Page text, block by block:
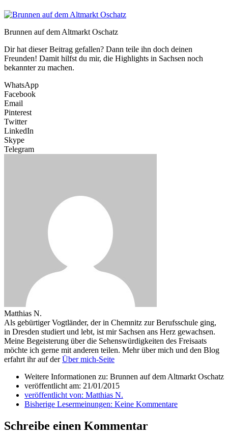
Brunnen auf dem Altmarkt Oschatz
Dir hat dieser Beitrag gefallen? Dann teile ihn doch deinen
Freunden! Damit hilfst du mir, die Highlights in Sachsen noch
bekannter zu machen.
WhatsApp
Facebook
Email
Pinterest
Twitter
LinkedIn
Skype
Telegram
Matthias N.
Als gebürtiger Vogtländer, der in Chemnitz zur Berufsschule ging,
in Dresden studiert und lebt, ist mir Sachsen ans Herz gewachsen.
Meine Begeisterung über die Sehenswürdigkeiten des Freisaats
möchte ich gerne mit anderen teilen. Mehr über mich und den Blog
erfahrt ihr auf derÜber mich-Seite
Weitere Informationen zu: Brunnen auf dem Altmarkt Oschatz
veröffentlicht am: 21/01/2015
veröffentlicht von: Matthias N.
Bisherige Lesermeinungen: Keine Kommentare
Schreibe einen Kommentar